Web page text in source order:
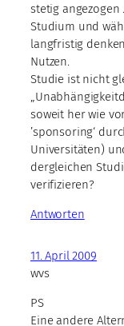
stetig
Studium und
langfristig
Nutzen.
Studie ist nicht
soweit her wie
’sponsoring‘
Universitäten)
dergleichen
verifizieren?
Antworten
11. April 2009
wvs
PS
Eine andere